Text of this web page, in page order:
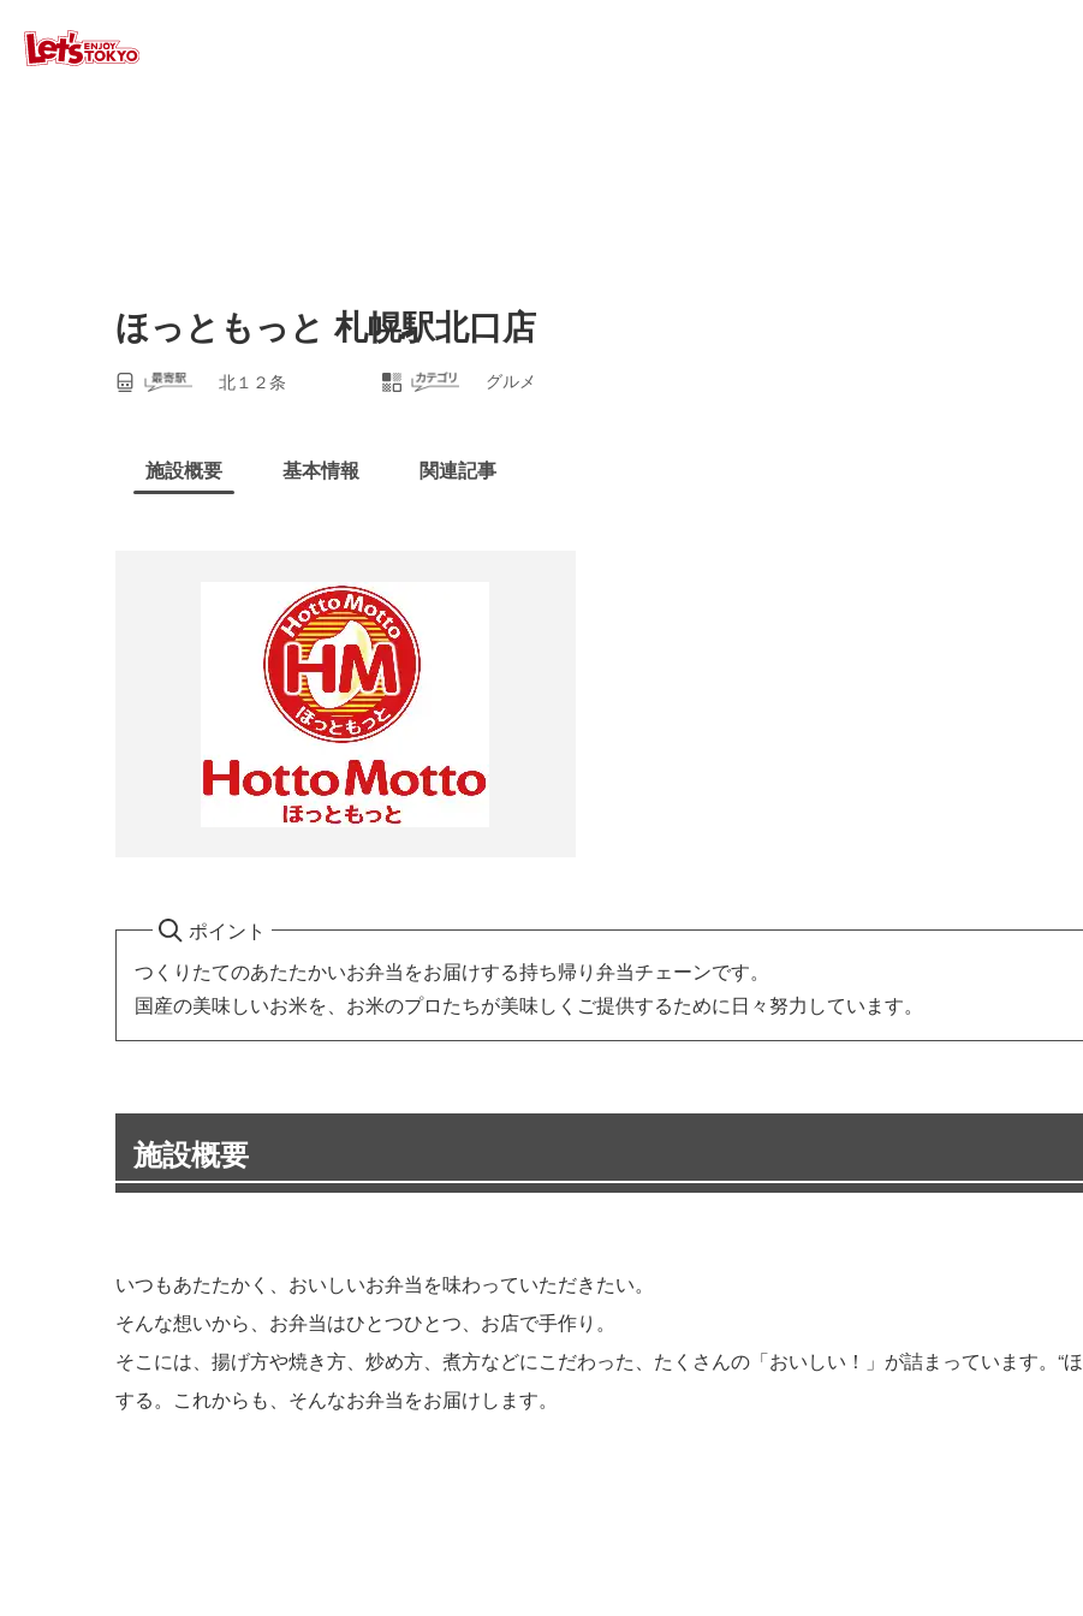
ほっともっと 札幌駅北口店
北１２条 グルメ
施設概要 基本情報 関連記事
ポイント
つくりたてのあたたかいお弁当をお届けする持ち帰り弁当チェーンです。
国産の美味しいお米を、お米のプロたちが美味しくご提供するために日々努力しています。
施設概要
いつもあたたかく、おいしいお弁当を味わっていただきたい。
そんな想いから、お弁当はひとつひとつ、お店で手作り。
そこには、揚げ方や焼き方、炒め方、煮方などにこだわった、たくさんの「おいしい！」が詰まっています。“
する。これからも、そんなお弁当をお届けします。